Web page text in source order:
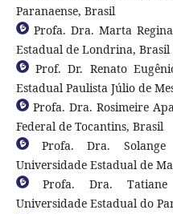
Paranaense, Brasil
Profa. Dra. Marta
Estadual de Londrina, Brasil
Prof. Dr. Renato
Estadual Paulista Júlio de
Profa. Dra. Rosimeire
Federal de Tocantins, Brasil
Profa. Dra. Solange
Universidade Estadual de
Profa. Dra. Tatiane
Universidade Estadual do